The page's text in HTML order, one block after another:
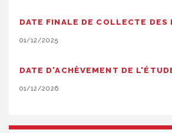
DATE FINALE DE COLLECTE DES
01/12/2025
DATE D'ACHÈVEMENT DE
01/12/2026